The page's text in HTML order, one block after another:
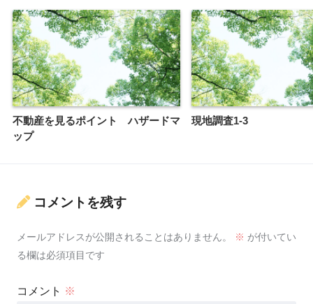
不動産を見るポイント ハザードマ
ップ
現地調査1-3
コメントを残す
メールアドレスが公開されることはありません。 ※ が付いてい
る欄は必須項目です
コメント ※